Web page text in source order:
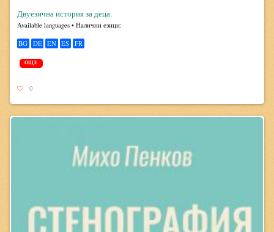
Двуезична история за деца.
Avail­able lan­guages • Налични езици:
BG DE EN ES FR
ОЩЕ
0